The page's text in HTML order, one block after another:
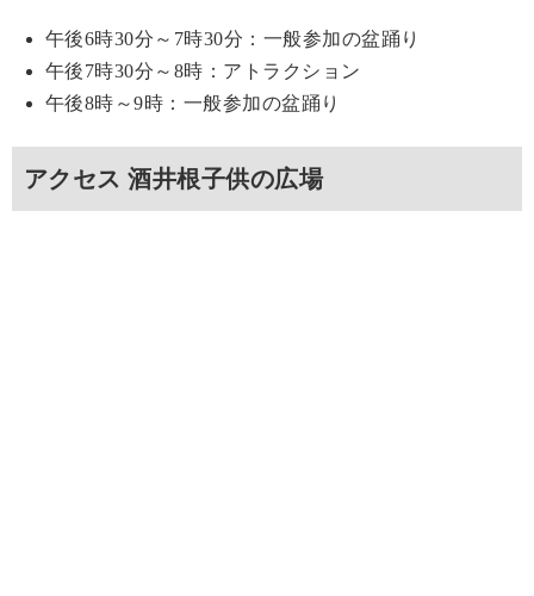
午後6時30分～7時30分：一般参加の盆踊り
午後7時30分～8時：アトラクション
午後8時～9時：一般参加の盆踊り
アクセス 酒井根子供の広場